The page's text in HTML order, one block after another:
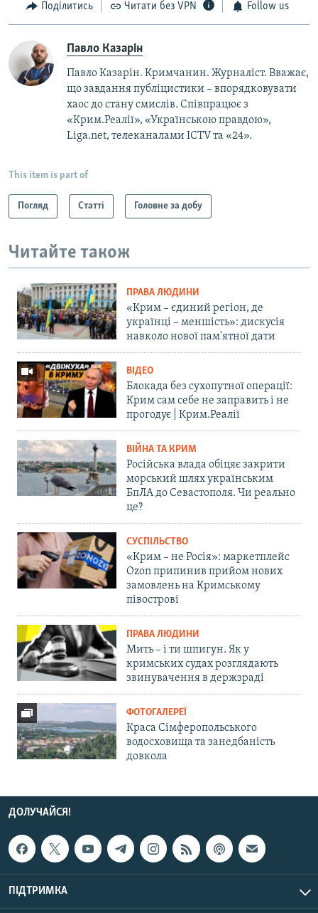
Поділитись Читати без VPN Follow us
Павло Казарін
Павло Казарін. Кримчанин. Журналіст. Вважає,
що завдання публіцистики – впорядковувати
хаос до стану смислів. Співпрацює з
«Крим.Реалії», «Українською правдою»,
Liga.net, телеканалами ICTV та «24».
This item is part of
Погляд Статті Головне за добу
Читайте також
ПРАВА ЛЮДИНИ
«Крим – єдиний регіон, де
українці – меншість»: дискусія
навколо нової пам'ятної дати
ВІДЕО
Блокада без сухопутної операції:
Крим сам себе не заправить і не
прогодує | Крим.Реалії
ВІЙНА ТА КРИМ
Російська влада обіцяє закрити
морський шлях українським
БпЛА до Севастополя. Чи реально
це?
СУСПІЛЬСТВО
«Крим – не Росія»: маркетплейс
Ozon припинив прийом нових
замовлень на Кримському
півострові
ПРАВА ЛЮДИНИ
Мить – і ти шпигун. Як у
кримських судах розглядають
звинувачення в держзраді
ФОТОГАЛЕРЕЇ
Краса Сімферопольського
водосховища та занедбаність
довкола
ДОЛУЧАЙСЯ!
ПІДТРИМКА